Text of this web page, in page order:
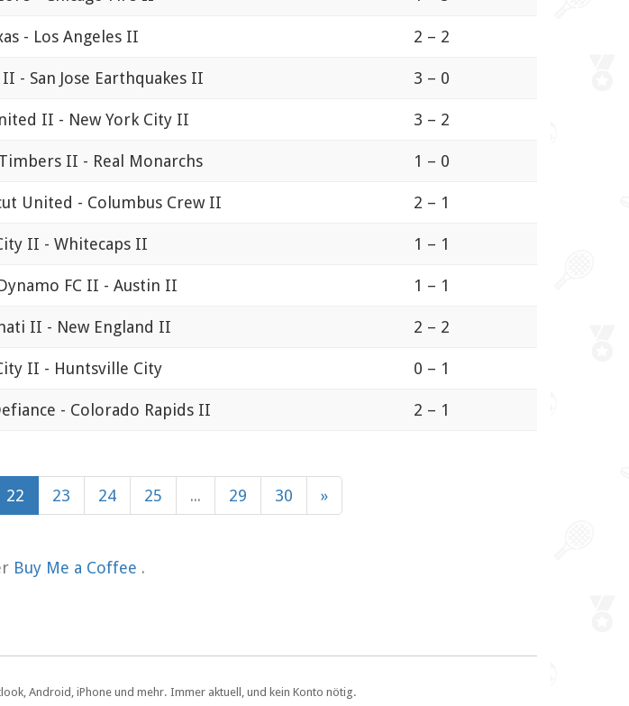
- Los Angeles II 2 – 2
II - San Jose Earthquakes II 3 – 0
II - New York City II 3 – 2
II - Real Monarchs 1 – 0
United - Columbus Crew II 2 – 1
II - Whitecaps II 1 – 1
FC II - Austin II 1 – 1
II - New England II 2 – 2
II - Huntsville City 0 – 1
- Colorado Rapids II 2 – 1
22 23 24 25 ... 29 30 »
Buy Me a Coffee .
Android, iPhone und mehr. Immer aktuell, und kein Konto nötig.